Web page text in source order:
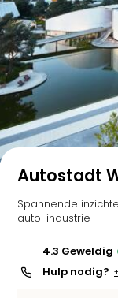
Autostadt
Spannende
auto-industrie
4.3 geweldig
Hulp nodig?